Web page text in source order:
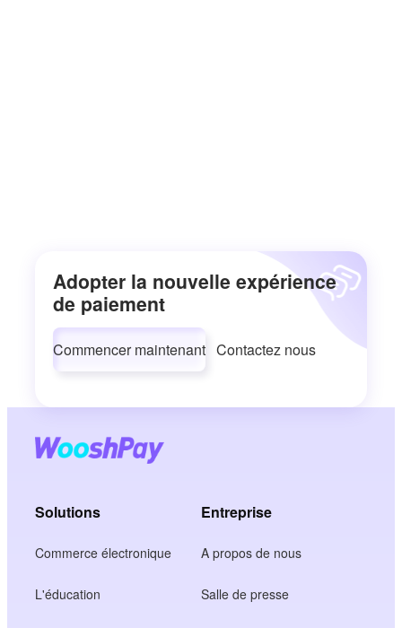
Adopter la nouvelle expérience
de paiement
Commencer maintenant Contactez nous
Solutions
Commerce électronique
L'éducation
Entreprise
A propos de nous
Salle de presse